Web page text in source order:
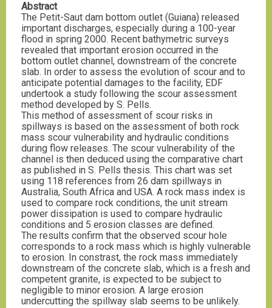
Abstract
The Petit-Saut dam bottom outlet (Guiana) released
important discharges, especially during a 100-year
flood in spring 2000. Recent bathymetric surveys
revealed that important erosion occurred in the
bottom outlet channel, downstream of the concrete
slab. In order to assess the evolution of scour and to
anticipate potential damages to the facility, EDF
undertook a study following the scour assessment
method developed by S. Pells.
This method of assessment of scour risks in
spillways is based on the assessment of both rock
mass scour vulnerability and hydraulic conditions
during flow releases. The scour vulnerability of the
channel is then deduced using the comparative chart
as published in S. Pells thesis. This chart was set
using 118 references from 26 dam spillways in
Australia, South Africa and USA. A rock mass index is
used to compare rock conditions, the unit stream
power dissipation is used to compare hydraulic
conditions and 5 erosion classes are defined.
The results confirm that the observed scour hole
corresponds to a rock mass which is highly vulnerable
to erosion. In constrast, the rock mass immediately
downstream of the concrete slab, which is a fresh and
competent granite, is expected to be subject to
negligible to minor erosion. A large erosion
undercutting the spillway slab seems to be unlikely.